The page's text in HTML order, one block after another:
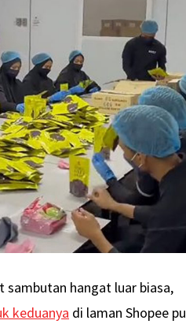
sambutan hangat luar biasa,
keduanya di laman Shopee